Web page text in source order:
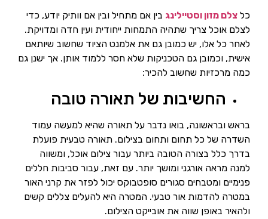
כל צלם מזון וסטיילינג בין אם מתחיל ובין אם וותיק יודע, כדי
לצלם אוכל צריך שתהיה התמחות ייחודית ועין חדה ומדויקת.
לאחר כל אלו, יש כמובן גם את אלמנט הציוד שחשוב שיותאם
אישית, וכמובן גם הטכניקות שלא חסר ללמוד אותן. אך ישנן גם
כמה מרכזיות שחשוב להכיר:
החשיבות של תאורה טובה
בראש ובראשונה, בואו נדבר על תאורה שהיא למעשה עמוד
השדרה של כל תחום ותחום בצילום. תאורה טבעית פועלת
בדרך כלל בצורה הטובה ביותר עבור צילום אוכל, ומשווה
למנה מראה אורגני ומושך יותר. עם זאת, עבור סביבות חללים
פנימיים ומטבחים סגורים סופטבוקס יכול לפזר את קרני האור
במטרה להדמות אור טבעי. המטרה היא להעלים צללים קשים
ולהאיר באופן שווה את אובייקט הצילום.